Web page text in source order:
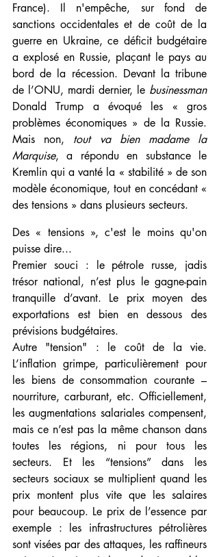
France). Il n'empêche, sur fond de
sanctions occidentales et de coût de la
guerre en Ukraine, ce déficit budgétaire
a explosé en Russie, plaçant le pays au
bord de la récession. Devant la tribune
de l’ONU, mardi dernier, le
businessman
Donald Trump a évoqué les « gros
problèmes économiques » de la Russie.
Mais non, tout va bien madame la
Marquise, a répondu en substance le
Kremlin qui a vanté la « stabilité » de son
modèle économique, tout en concédant «
des tensions » dans plusieurs secteurs.
Des « tensions », c'est le moins qu'on
puisse dire...
Premier souci : le pétrole russe, jadis
trésor national, n’est plus le gagne-pain
tranquille d’avant. Le prix moyen des
exportations est bien en dessous des
prévisions budgétaires.
Autre "tension" : le coût de la vie.
L’inflation grimpe, particulièrement pour
les biens de consommation courante –
nourriture, carburant, etc. Officiellement,
les augmentations salariales compensent,
mais ce n’est pas la même chanson dans
toutes les régions, ni pour tous les
secteurs. Et les “tensions” dans les
secteurs sociaux se multiplient quand les
prix montent plus vite que les salaires
pour beaucoup. Le prix de l’essence par
exemple : les infrastructures pétrolières
sont visées par des attaques, les raffineurs